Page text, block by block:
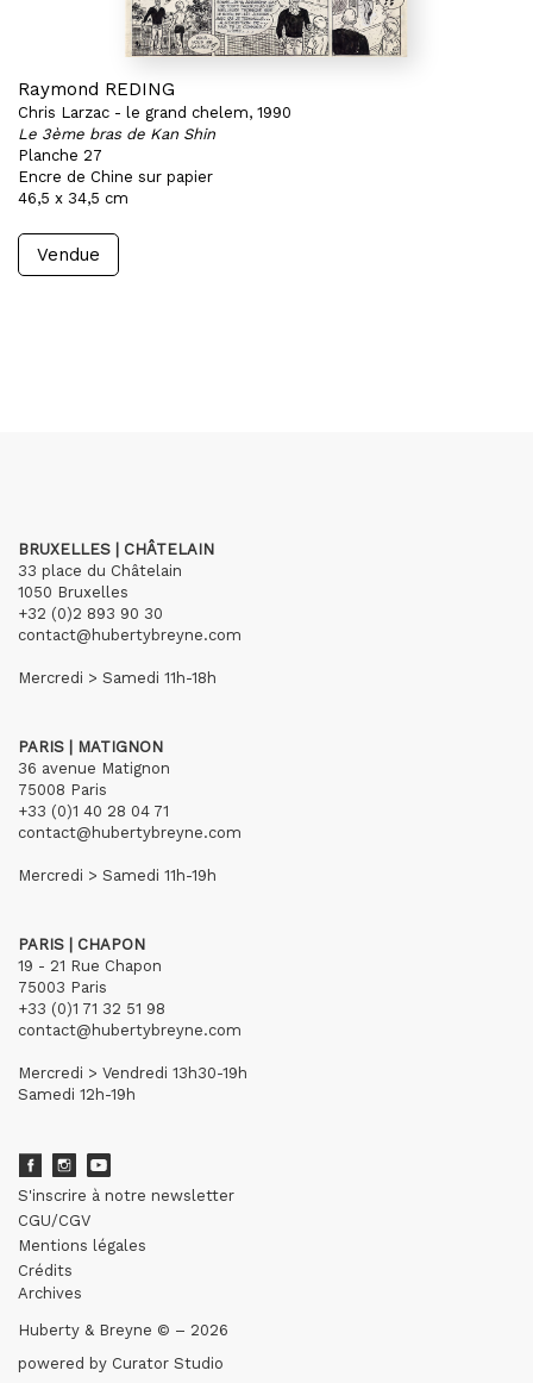
Raymond REDING
Chris Larzac - le grand chelem, 1990
Le 3ème bras de Kan Shin
Planche 27
Encre de Chine sur papier
46,5 x 34,5 cm
Vendue
BRUXELLES | CHÂTELAIN
33 place du Châtelain
1050 Bruxelles
+32 (0)2 893 90 30
contact@hubertybreyne.com
Mercredi > Samedi 11h-18h
PARIS | MATIGNON
36 avenue Matignon
75008 Paris
+33 (0)1 40 28 04 71
contact@hubertybreyne.com
Mercredi > Samedi 11h-19h
PARIS | CHAPON
19 - 21 Rue Chapon
75003 Paris
+33 (0)1 71 32 51 98
contact@hubertybreyne.com
Mercredi > Vendredi 13h30-19h
Samedi 12h-19h
S'inscrire à notre newsletter
CGU/CGV
Mentions légales
Crédits
Archives
Huberty & Breyne © – 2026
powered by Curator Studio